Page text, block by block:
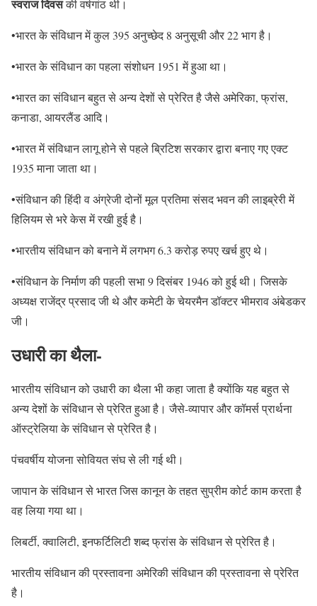
स्वराज दिवसकी वर्षगांठ थी।
•भारत के संविधान में कुल 395 अनुच्छेद 8 अनुसूची और 22 भाग है।
•भारत के संविधान का पहला संशोधन 1951 में हुआ था।
•भारत का संविधान बहुत से अन्य देशों से प्रेरित है जैसे अमेरिका, फ्रांस,
कनाडा, आयरलैंड आदि।
•भारत में संविधान लागू होने से पहले ब्रिटिश सरकार द्वारा बनाए गए एक्ट
1935 माना जाता था।
•संविधान की हिंदी व अंग्रेजी दोनों मूल प्रतिमा संसद भवन की लाइब्रेरी में
हिलियम से भरे केस में रखी हुई है।
•भारतीय संविधान को बनाने में लगभग 6.3 करोड़ रुपए खर्च हुए थे।
•संविधान के निर्माण की पहली सभा 9 दिसंबर 1946 को हुई थी। जिसके
अध्यक्ष राजेंद्र प्रसाद जी थे और कमेटी के चेयरमैन डॉक्टर भीमराव अंबेडकर
जी।
उधारी का थैला-
भारतीय संविधान को उधारी का थैला भी कहा जाता है क्योंकि यह बहुत से
अन्य देशों के संविधान से प्रेरित हुआ है। जैसे-व्यापार और कॉमर्स प्रार्थना
ऑस्ट्रेलिया के संविधान से प्रेरित है।
पंचवर्षीय योजना सोवियत संघ से ली गई थी।
जापान के संविधान से भारत जिस कानून के तहत सुप्रीम कोर्ट काम करता है
वह लिया गया था।
लिबर्टी, क्वालिटी, इनफर्टिलिटी शब्द फ्रांस के संविधान से प्रेरित है।
भारतीय संविधान की प्रस्तावना अमेरिकी संविधान की प्रस्तावना से प्रेरित
है।